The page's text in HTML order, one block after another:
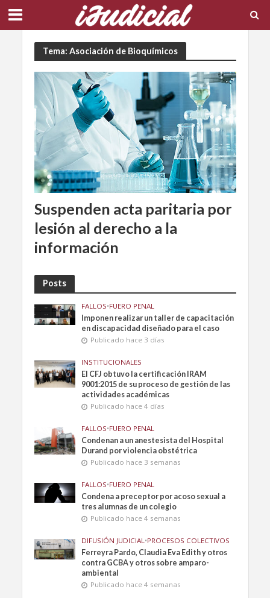
Tema: Asociación de Bioquímicos
Suspenden acta paritaria por
lesión al derecho a la
información
Posts
FALLOS•FUERO PENAL
Imponen realizar un taller de capacitación
en discapacidad diseñado para el caso
Publicado hace 3 días
INSTITUCIONALES
El CFJ obtuvo la certificación IRAM
9001:2015 de su proceso de gestión de las
actividades académicas
Publicado hace 4 días
FALLOS•FUERO PENAL
Condenan a un anestesista del Hospital
Durand por violencia obstétrica
Publicado hace 3 semanas
FALLOS•FUERO PENAL
Condena a preceptor por acoso sexual a
tres alumnas de un colegio
Publicado hace 4 semanas
DIFUSIÓN JUDICIAL •PROCESOS COLECTIVOS
Ferreyra Pardo, Claudia Eva Edith y otros
contra GCBA y otros sobre amparo-
ambiental
Publicado hace 4 semanas